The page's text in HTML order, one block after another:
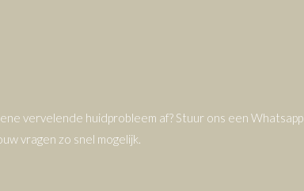
vervelende huidprobleem af? Stuur ons een Whatsapp
vragen zo snel mogelijk.